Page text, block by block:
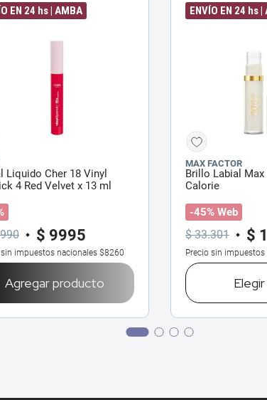
EN 24 hs | AMBA
Liquido Cher 18 Vinyl
4 Red Velvet x 13 ml
990 $ 9995
sin impuestos nacionales $8260
Agregar producto
ENVÍO EN 24 hs |
MAX FACTOR
Brillo Labial
Calorie
-45% Web
$ 33.301 $
Precio sin impuestos
Elegir